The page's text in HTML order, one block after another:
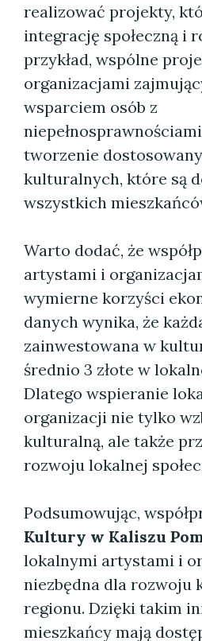
realizować projekty,
integrację społeczną i
przykład, wspólne
organizacjami
wsparciem osób z
tworzenie
kulturalnych, które są
wszystkich
Warto dodać, że
artystami i
wymierne korzyści
danych wynika, że
zainwestowana w
średnio 3 złote w
Dlatego wspieranie
organizacji nie tylko
kulturalną, ale także
rozwoju lokalnej
Podsumowując,
Kultury w Kaliszu
lokalnymi artystami i
niezbędna dla rozwoju
regionu. Dzięki takim
mieszkańcy mają